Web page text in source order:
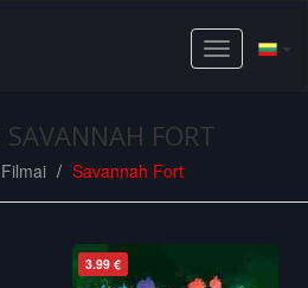
Toggle
navigation
FORT
Filmai Savannah Fort
3.99 €